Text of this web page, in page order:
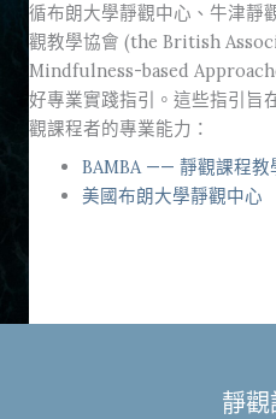
循布朗大學靜觀中心、牛津靜
觀教學協會 (the British
Mindfulness-based
好專業實踐指引。這些指引旨
觀課程者的專業能力：
BAMBA —— 靜觀課程教
美國布朗大學靜觀中心
靜觀